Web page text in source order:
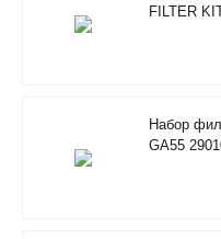
FILTER
Набор
GA55